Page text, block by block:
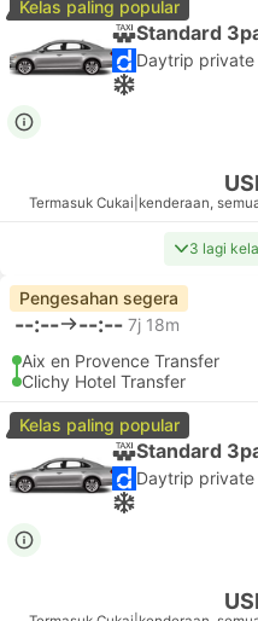
Kelas paling popular
Standard
Termasuk Cukai kenderaan,
3 lagi
Pengesahan segera
--:-- --:-- 7j 18m
Aix en Provence Transfer
Clichy Hotel Transfer
Kelas paling popular
Standard